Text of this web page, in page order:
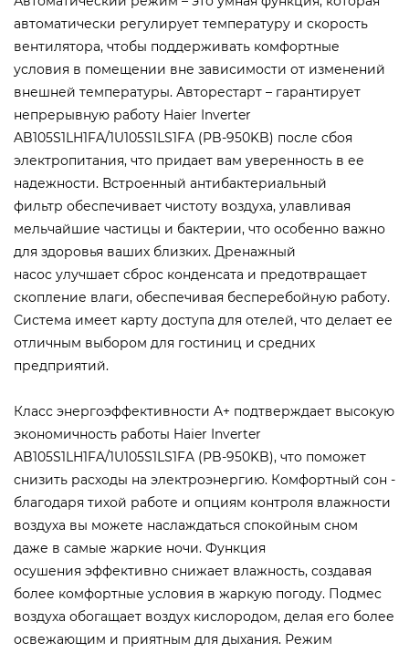
автоматически регулирует температуру и скорость
вентилятора, чтобы поддерживать комфортные
условия в помещении вне зависимости от изменений
внешней температуры. Авторестарт – гарантирует
непрерывную работу Haier Inverter
AB105S1LH1FA/1U105S1LS1FA (PB-950KB) после сбоя
электропитания, что придает вам уверенность в ее
надежности. Встроенный антибактериальный
фильтр обеспечивает чистоту воздуха, улавливая
мельчайшие частицы и бактерии, что особенно важно
для здоровья ваших близких. Дренажный
насос улучшает сброс конденсата и предотвращает
скопление влаги, обеспечивая бесперебойную работу.
Система имеет карту доступа для отелей, что делает ее
отличным выбором для гостиниц и средних
предприятий.
Класс энергоэффективности A+ подтверждает высокую
экономичность работы Haier Inverter
AB105S1LH1FA/1U105S1LS1FA (PB-950KB), что поможет
снизить расходы на электроэнергию. Комфортный сон -
благодаря тихой работе и опциям контроля влажности
воздуха вы можете наслаждаться спокойным сном
даже в самые жаркие ночи. Функция
осушения эффективно снижает влажность, создавая
более комфортные условия в жаркую погоду. Подмес
воздуха обогащает воздух кислородом, делая его более
освежающим и приятным для дыхания. Режим